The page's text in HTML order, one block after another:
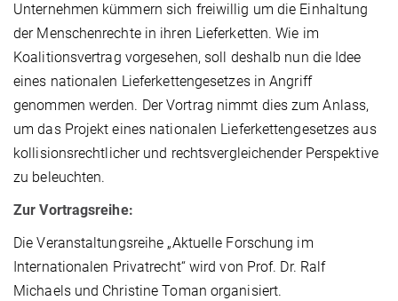
Unternehmen kümmern sich freiwillig um die Einhaltung
der Menschenrechte in ihren Lieferketten. Wie im
Koalitionsvertrag vorgesehen, soll deshalb nun die Idee
eines nationalen Lieferkettengesetzes in Angriff
genommen werden. Der Vortrag nimmt dies zum Anlass,
um das Projekt eines nationalen Lieferkettengesetzes aus
kollisionsrechtlicher und rechtsvergleichender Perspektive
zu beleuchten.
Zur Vortragsreihe:
Die Veranstaltungsreihe „Aktuelle Forschung im
Internationalen Privatrecht“ wird von Prof. Dr. Ralf
Michaels und Christine Toman organisiert.